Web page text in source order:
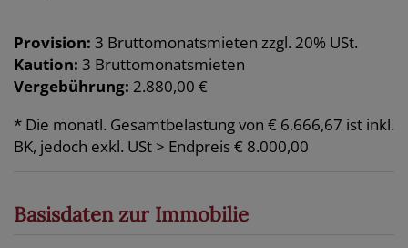
Provision: 3 Bruttomonatsmieten zzgl. 20% USt.
Kaution: 3 Bruttomonatsmieten
Vergebührung: 2.880,00 €
* Die monatl. Gesamtbelastung von € 6.666,67 ist inkl.
BK, jedoch exkl. USt > Endpreis € 8.000,00
Basisdaten zur Immobilie